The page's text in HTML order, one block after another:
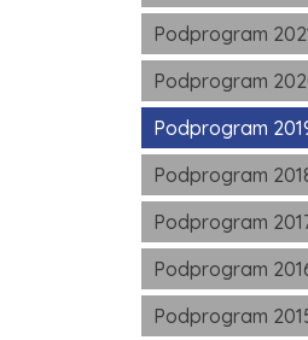
Podprogram
Podprogram
Podprogram
Podprogram
Podprogram
Podprogram
Podprogram